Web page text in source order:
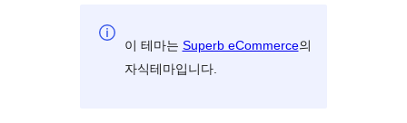
이 테마는 Superb eCommerce의
자식테마입니다.